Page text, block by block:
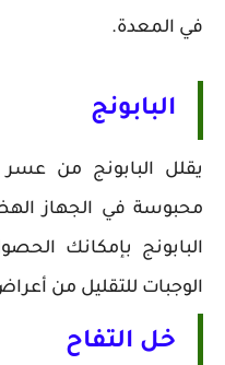
في المعدة.
البابونج
يقلل البابونج من عسر
محبوسة في الجهاز
البابونج بإمكانك
الوجبات للتقليل من
خل التفاح